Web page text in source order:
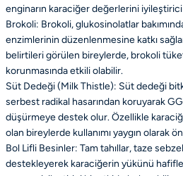
enginarın karaciğer değerlerini
Brokoli: Brokoli, glukosinolatlar
enzimlerinin düzenlenmesine katkı
belirtileri görülen bireylerde, brokoli
korunmasında etkili olabilir.
Süt Dedeği (Milk Thistle): Süt dedeği
serbest radikal hasarından koruyarak
düşürmeye destek olur. Özellikle
olan bireylerde kullanımı yaygın olarak
Bol Lifli Besinler: Tam tahıllar, taze
destekleyerek karaciğerin yükünü